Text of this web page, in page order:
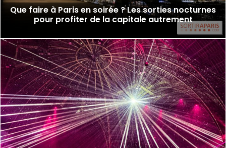
Que faire à Paris en soirée ? Les sorties nocturnes
pour profiter de la capitale autrement